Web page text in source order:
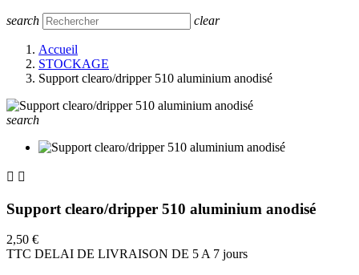
search clear
Accueil
STOCKAGE
Support clearo/dripper 510 aluminium anodisé
search
 
Support clearo/dripper 510 aluminium anodisé
2,50 €
TTC DELAI DE LIVRAISON DE 5 A 7 jours